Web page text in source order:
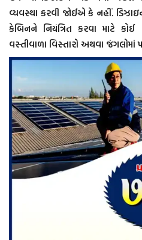
વ્યવસ્થા કરવી જોઈએ કે નહીં.
કેબિનને નિયંત્રિત કરવા માટે
વસ્તીવાળા વિસ્તારો અથવા જંગલોમાં